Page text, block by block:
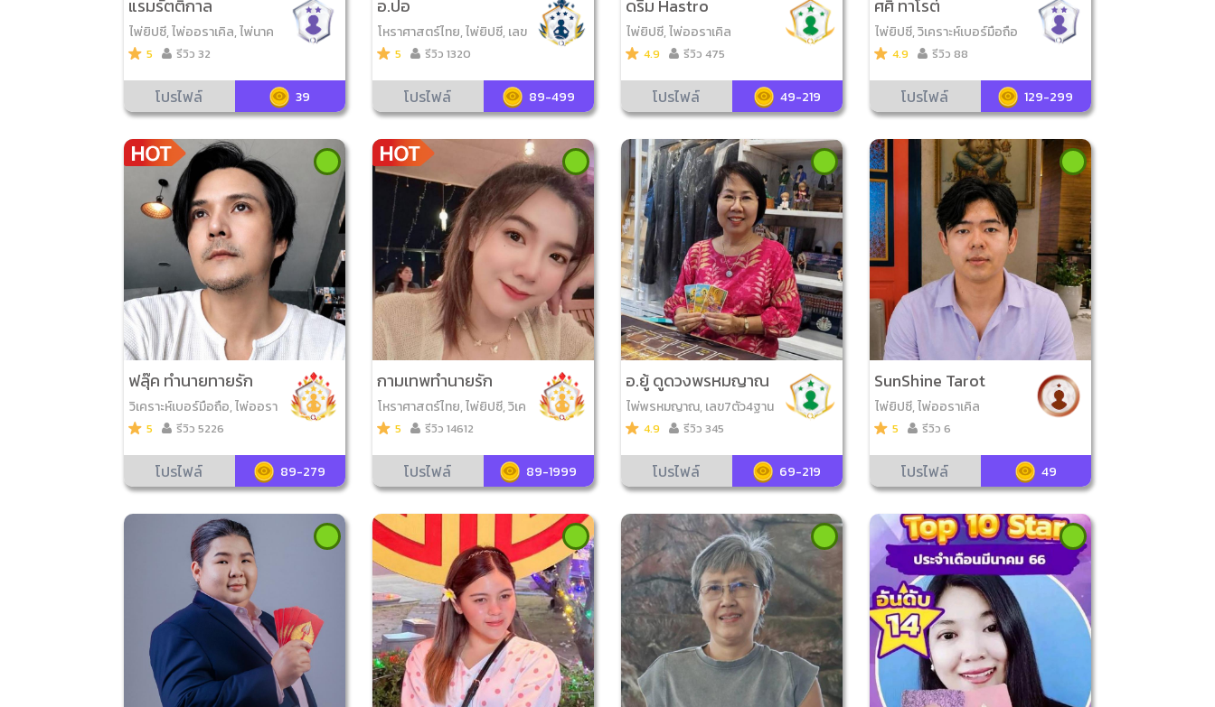
แรมรัตติกาล
ไพ่ยิปซี, ไพ่ออราเคิล, ไพ่นาค
ราช, ไพ่ญาณ ณ โลก
5 รีวิว 32
โปรไฟล์ 39
อ.ปอ
โหราศาสตร์ไทย, ไพ่ยิปซี, เลข
7ตัว9ฐาน, มหาทักษา, ไพ่ออร
ซ็น, ไพ่โชคดีมีสุข, เลข7ตัว4ฐ
าน, ไพ่พระราหู, ดูฤกษ์มงคล,
อมงคล, กราฟชีวิต
5 รีวิว 1320
โปรไฟล์ 89-499
ดรีม Hastro
ไพ่ยิปซี, ไพ่ออราเคิล
4.9 รีวิว 475
โปรไฟล์ 49-219
ศศิ ทาโรต์
ไพ่ยิปซี, วิเคราะห์เบอร์มือถือ
4.9 รีวิว 88
โปรไฟล์ 129-299
ฟลุ๊ค ทำนายทายรัก
วิเคราะห์เบอร์มือถือ, ไพ่ออรา
เคิล, ลูกเต๋าออราเคิล, ดูลายเ
5 รีวิว 5226
โปรไฟล์ 89-279
กามเทพทำนายรัก
โหราศาสตร์ไทย, ไพ่ยิปซี, วิเค
ราะห์เบอร์มือถือ, ไพ่ออราเคิ
นรูนส์, ดูฤกษ์มงคล, ดูเลขมง
คล, ไพ่ความรัก, ยามพรายกร
ายา
5 รีวิว 14612
โปรไฟล์ 89-1999
อ.ยู้ ดูดวงพรหมญาณ
ไพ่พรหมญาณ, เลข7ตัว4ฐาน
4.9 รีวิว 345
โปรไฟล์ 69-219
SunShine Tarot
ไพ่ยิปซี, ไพ่ออราเคิล
5 รีวิว 6
โปรไฟล์ 49